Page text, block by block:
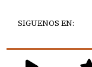
SIGUENOS EN: